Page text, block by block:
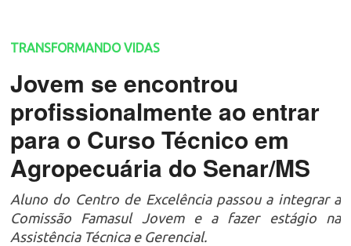
TRANSFORMANDO VIDAS
Jovem se encontrou
profissionalmente ao entrar
para o Curso Técnico em
Agropecuária do Senar/MS
Aluno do Centro de Excelência passou a integrar a
Comissão Famasul Jovem e a fazer estágio na
Assistência Técnica e Gerencial.